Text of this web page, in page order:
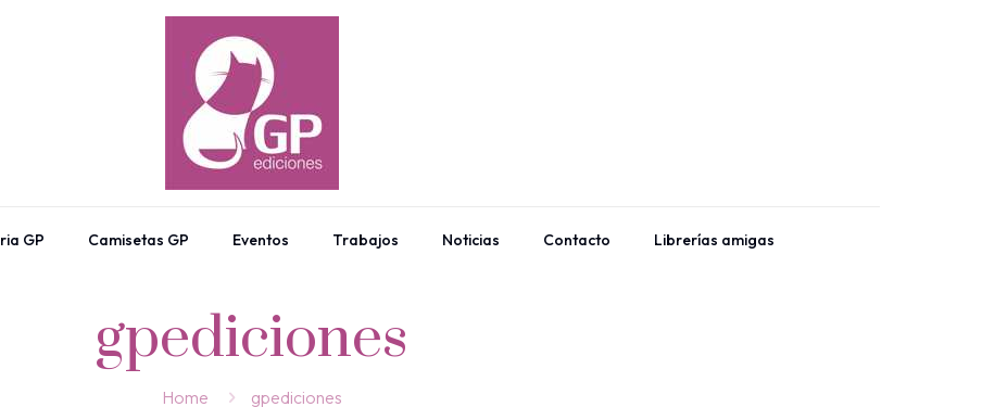
GP Camisetas GP Eventos Trabajos Noticias Contacto Librerías amigas
gpediciones
Home gpediciones